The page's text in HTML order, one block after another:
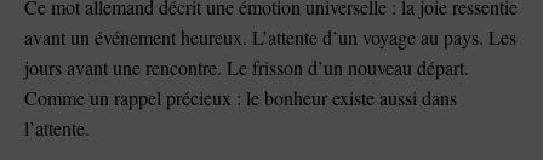
Ce mot allemand décrit une émotion universelle : la joie ressentie
avant un événement heureux. L’attente d’un voyage au pays. Les
jours avant une rencontre. Le frisson d’un nouveau départ.
Comme un rappel précieux : le bonheur existe aussi dans
l’attente.